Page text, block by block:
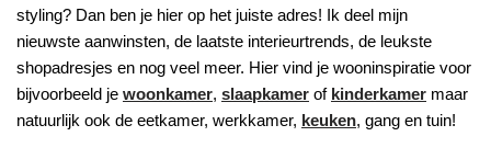
styling? Dan ben je hier op het juiste adres! Ik deel mijn
nieuwste aanwinsten, de laatste interieurtrends, de leukste
shopadresjes en nog veel meer. Hier vind je wooninspiratie voor
bijvoorbeeld je woonkamer, slaapkamer of kinderkamer maar
natuurlijk ook de eetkamer, werkkamer, keuken, gang en tuin!